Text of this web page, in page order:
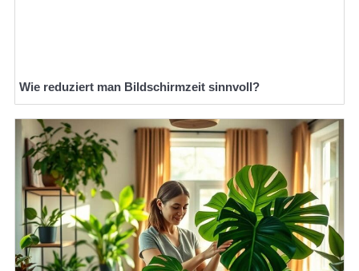
Wie reduziert man Bildschirmzeit sinnvoll?